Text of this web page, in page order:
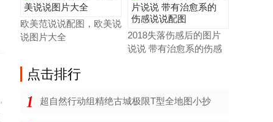
欧美范说说配图，欧美说
说图片大全
2018失落伤感后的图片
说说 带有治愈系的伤感
点击排行
超自然行动组精绝古城极限T型全地图小抄